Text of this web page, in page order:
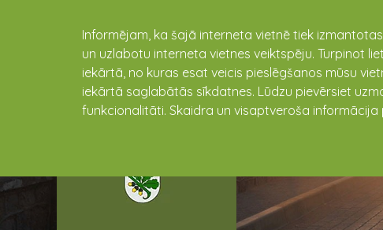
Informējam, ka šajā interneta vietnē tiek
un uzlabotu interneta vietnes veiktspēju. Turpinot
iekārtā, no kuras esat veicis pieslēgšanos mūsu
iekārtā saglabātās sīkdatnes. Lūdzu pievērsiet
funkcionalitāti. Skaidra un visaptveroša